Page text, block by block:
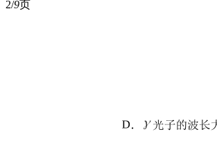
2/9页